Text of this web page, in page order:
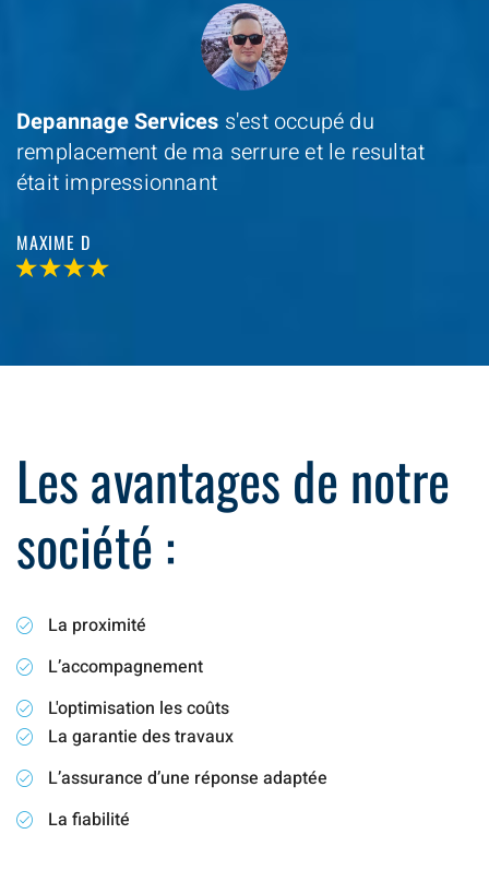
Depannage Services s'est occupé du
remplacement de ma serrure et le resultat
était impressionnant
MAXIME D
Les avantages de notre
société :
La proximité
L’accompagnement
L'optimisation les coûts
La garantie des travaux
L’assurance d’une réponse adaptée
La fiabilité